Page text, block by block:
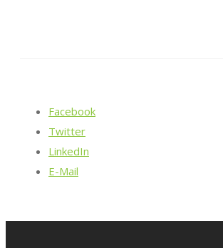
Facebook
Twitter
LinkedIn
E-Mail